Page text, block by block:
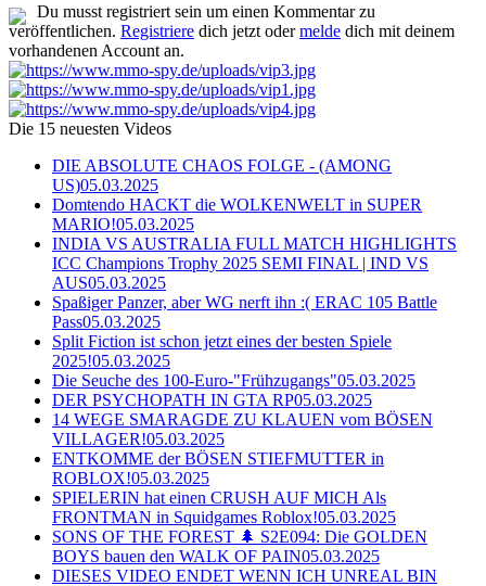
Du musst registriert sein um einen Kommentar zu
veröffentlichen. Registriere dich jetzt odermelde dich mit deinem
vorhandenen Account an.
Die 15 neuesten Videos
DIE ABSOLUTE CHAOS FOLGE - (AMONG
US)05.03.2025
Domtendo HACKT die WOLKENWELT in SUPER
MARIO!05.03.2025
INDIA VS AUSTRALIA FULL MATCH HIGHLIGHTS
ICC Champions Trophy 2025 SEMI FINAL | IND VS
AUS05.03.2025
Spaßiger Panzer, aber WG nerft ihn :( ERAC 105 Battle
Pass05.03.2025
Split Fiction ist schon jetzt eines der besten Spiele
2025!05.03.2025
Die Seuche des 100-Euro-"Frühzugangs"05.03.2025
DER PSYCHOPATH IN GTA RP05.03.2025
14 WEGE SMARAGDE ZU KLAUEN vom BÖSEN
VILLAGER!05.03.2025
ENTKOMME der BÖSEN STIEFMUTTER in
ROBLOX!05.03.2025
SPIELERIN hat einen CRUSH AUF MICH Als
FRONTMAN in Squidgames Roblox!05.03.2025
SONS OF THE FOREST 🌲 S2E094: Die GOLDEN
BOYS bauen den WALK OF PAIN05.03.2025
DIESES VIDEO ENDET WENN ICH UNREAL BIN